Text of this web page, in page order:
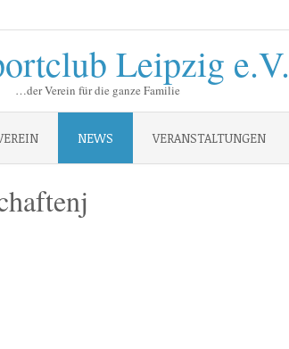
Leipzig e.V.
…der Verein für die ganze Familie
NEWS VERANSTALTUNGEN